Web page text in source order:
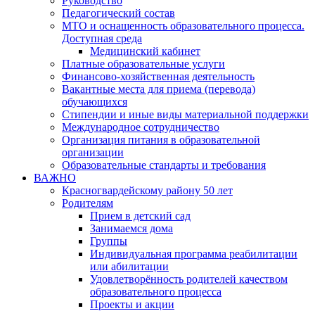
Педагогический состав
МТО и оснащенность образовательного процесса.
Доступная среда
Медицинский кабинет
Платные образовательные услуги
Финансово-хозяйственная деятельность
Вакантные места для приема (перевода)
обучающихся
Стипендии и иные виды материальной поддержки
Международное сотрудничество
Организация питания в образовательной
организации
Образовательные стандарты и требования
ВАЖНО
Красногвардейскому району 50 лет
Родителям
Прием в детский сад
Занимаемся дома
Группы
Индивидуальная программа реабилитации
или абилитации
Удовлетворённость родителей качеством
образовательного процесса
Проекты и акции